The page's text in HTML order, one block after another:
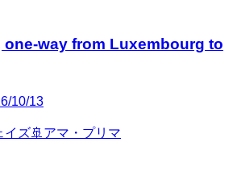
one-way from Luxembourg to
10/13
イズ🚢 アマ・プリマ